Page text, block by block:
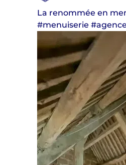
La renommée en
#menuiserie